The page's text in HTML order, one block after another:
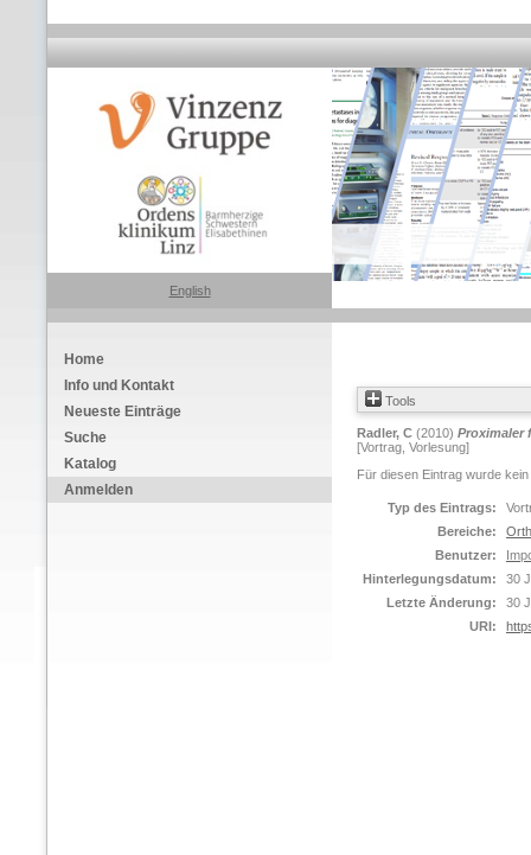
English
Home
Info und Kontakt
Neueste Einträge
Suche
Katalog
Anmelden
Tools
Radler, C (2010) Proximaler
[Vortrag, Vorlesung]
Für diesen Eintrag wurde
Typ des Eintrags:
Bereiche:
Benutzer:
Hinterlegungsdatum:
30
Letzte Änderung:
30
URI: